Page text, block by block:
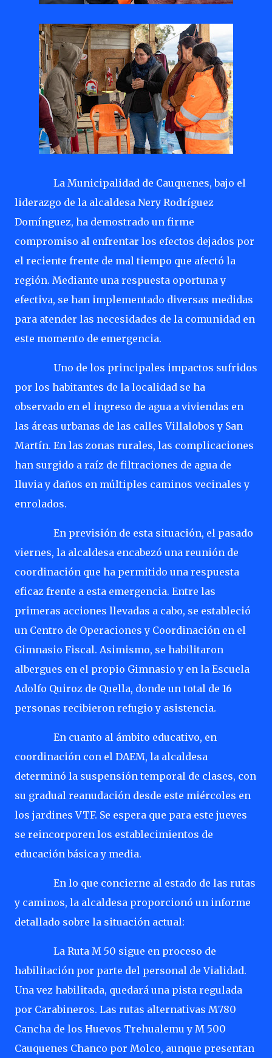
La Municipalidad de Cauquenes, bajo el
liderazgo de la alcaldesa Nery Rodríguez
Domínguez, ha demostrado un firme
compromiso al enfrentar los efectos dejados por
el reciente frente de mal tiempo que afectó la
región. Mediante una respuesta oportuna y
efectiva, se han implementado diversas medidas
para atender las necesidades de la comunidad en
este momento de emergencia.
Uno de los principales impactos sufridos
por los habitantes de la localidad se ha
observado en el ingreso de agua a viviendas en
las áreas urbanas de las calles Villalobos y San
Martín. En las zonas rurales, las complicaciones
han surgido a raíz de filtraciones de agua de
lluvia y daños en múltiples caminos vecinales y
enrolados.
En previsión de esta situación, el pasado
viernes, la alcaldesa encabezó una reunión de
coordinación que ha permitido una respuesta
eficaz frente a esta emergencia. Entre las
primeras acciones llevadas a cabo, se estableció
un Centro de Operaciones y Coordinación en el
Gimnasio Fiscal. Asimismo, se habilitaron
albergues en el propio Gimnasio y en la Escuela
Adolfo Quiroz de Quella, donde un total de 16
personas recibieron refugio y asistencia.
En cuanto al ámbito educativo, en
coordinación con el DAEM, la alcaldesa
determinó la suspensión temporal de clases, con
su gradual reanudación desde este miércoles en
los jardines VTF. Se espera que para este jueves
se reincorporen los establecimientos de
educación básica y media.
En lo que concierne al estado de las rutas
y caminos, la alcaldesa proporcionó un informe
detallado sobre la situación actual:
La Ruta M 50 sigue en proceso de
habilitación por parte del personal de Vialidad.
Una vez habilitada, quedará una pista regulada
por Carabineros. Las rutas alternativas M780
Cancha de los Huevos Trehualemu y M 500
Cauquenes Chanco por Molco, aunque presentan